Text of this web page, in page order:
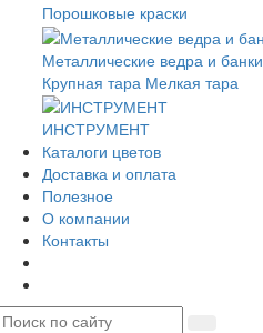
Порошковые краски
Металлические ведра и банки
Крупная тара Мелкая тара
ИНСТРУМЕНТ
Каталоги цветов
Доставка и оплата
Полезное
О компании
Контакты